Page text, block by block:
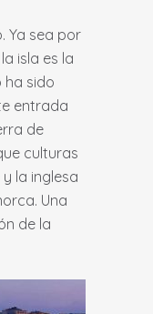
Ya sea por
isla es la
ha sido
entrada
de
culturas
la inglesa
Una
de la